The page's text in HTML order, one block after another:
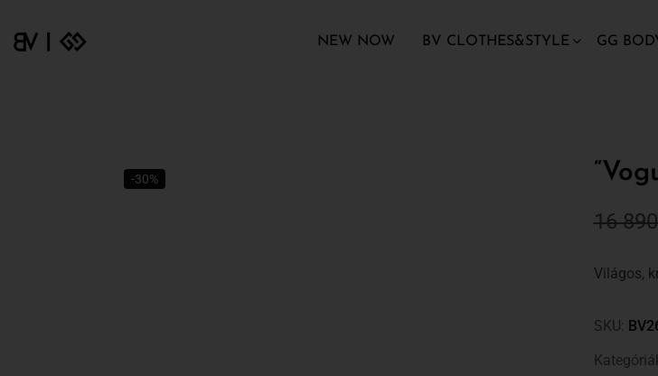
NEW NOW BV CLOTHES&STYLE GG
-30%
16
Világos,
SKU: